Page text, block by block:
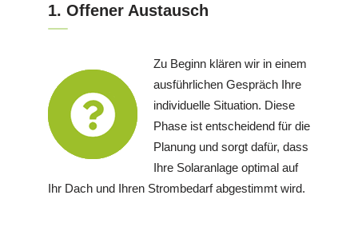
1. Offener Austausch
Zu Beginn klären wir in einem
ausführlichen Gespräch Ihre
individuelle Situation. Diese
Phase ist entscheidend für die
Planung und sorgt dafür, dass
Ihre Solaranlage optimal auf
Ihr Dach und Ihren Strombedarf abgestimmt wird.